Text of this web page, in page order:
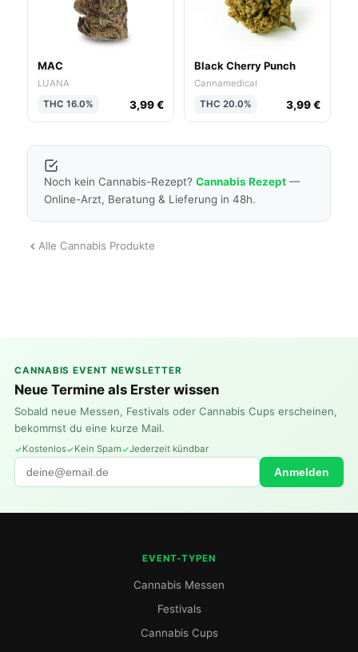
MAC
LUANA
THC 16.0%
3,99 €
Black Cherry Punch
Cannamedical
THC 20.0%
3,99 €
Noch kein Cannabis-Rezept? Cannabis Rezept —
Online-Arzt, Beratung & Lieferung in 48h.
Alle Cannabis Produkte
CANNABIS EVENT NEWSLETTER
Neue Termine als Erster wissen
Sobald neue Messen, Festivals oder Cannabis Cups erscheinen,
bekommst du eine kurze Mail.
Kostenlos Kein Spam Jederzeit kündbar
Anmelden
EVENT-TYPEN
Cannabis Messen
Festivals
Cannabis Cups